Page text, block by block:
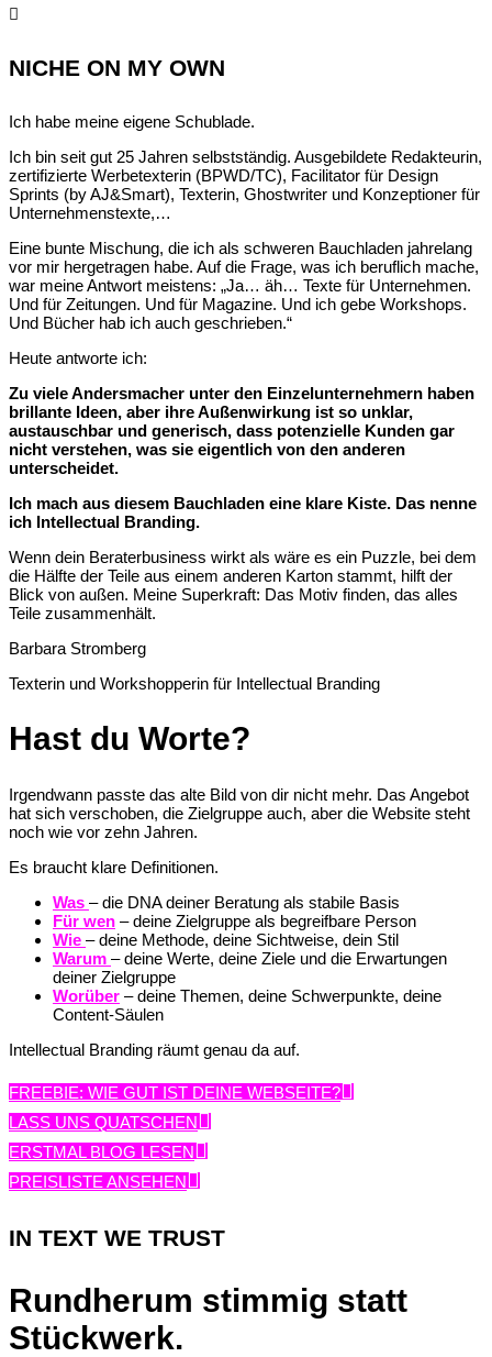

NICHE ON MY OWN
Ich habe meine eigene Schublade.
Ich bin seit gut 25 Jahren selbstständig. Ausgebildete Redakteurin,
zertifizierte Werbetexterin (BPWD/TC), Facilitator für Design
Sprints (by AJ&Smart), Texterin, Ghostwriter und Konzeptioner für
Unternehmenstexte,…
Eine bunte Mischung, die ich als schweren Bauchladen jahrelang
vor mir hergetragen habe. Auf die Frage, was ich beruflich mache,
war meine Antwort meistens: „Ja… äh… Texte für Unternehmen.
Und für Zeitungen. Und für Magazine. Und ich gebe Workshops.
Und Bücher hab ich auch geschrieben.“
Heute antworte ich:
Zu viele Andersmacher unter den Einzelunternehmern haben
brillante Ideen, aber ihre Außenwirkung ist so unklar,
austauschbar und generisch, dass potenzielle Kunden gar
nicht verstehen, was sie eigentlich von den anderen
unterscheidet.
Ich mach aus diesem Bauchladen eine klare Kiste. Das nenne
ich Intellectual Branding.
Wenn dein Beraterbusiness wirkt als wäre es ein Puzzle, bei dem
die Hälfte der Teile aus einem anderen Karton stammt, hilft der
Blick von außen. Meine Superkraft: Das Motiv finden, das alles
Teile zusammenhält.
Barbara Stromberg
Texterin und Workshopperin für Intellectual Branding
Hast du Worte?
Irgendwann passte das alte Bild von dir nicht mehr. Das Angebot
hat sich verschoben, die Zielgruppe auch, aber die Website steht
noch wie vor zehn Jahren.
Es braucht klare Definitionen.
Was – die DNA deiner Beratung als stabile Basis
Für wen – deine Zielgruppe als begreifbare Person
Wie – deine Methode, deine Sichtweise, dein Stil
Warum – deine Werte, deine Ziele und die Erwartungen
deiner Zielgruppe
Worüber – deine Themen, deine Schwerpunkte, deine
Content-Säulen
Intellectual Branding räumt genau da auf.
FREEBIE: WIE GUT IST DEINE WEBSEITE?
LASS UNS QUATSCHEN
ERSTMAL BLOG LESEN
PREISLISTE ANSEHEN
IN TEXT WE TRUST
Rundherum stimmig statt
Stückwerk.